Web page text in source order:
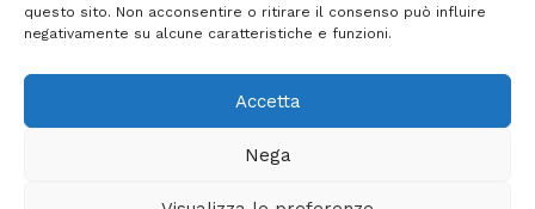
questo sito. Non acconsentire o ritirare il consenso può influire
negativamente su alcune caratteristiche e funzioni.
Accetta
Nega
7 AGOSTO 2026